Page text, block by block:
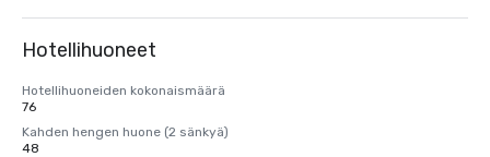
Hotellihuoneet
Hotellihuoneiden kokonaismäärä
76
Kahden hengen huone (2 sänkyä)
48